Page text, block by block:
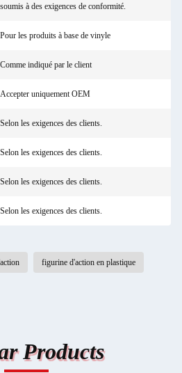
soumis à des exigences de conformité.
Pour les produits à base de vinyle
Comme indiqué par le client
Accepter uniquement OEM
Selon les exigences des clients.
Selon les exigences des clients.
Selon les exigences des clients.
Selon les exigences des clients.
figurine d'action en plastique
Products